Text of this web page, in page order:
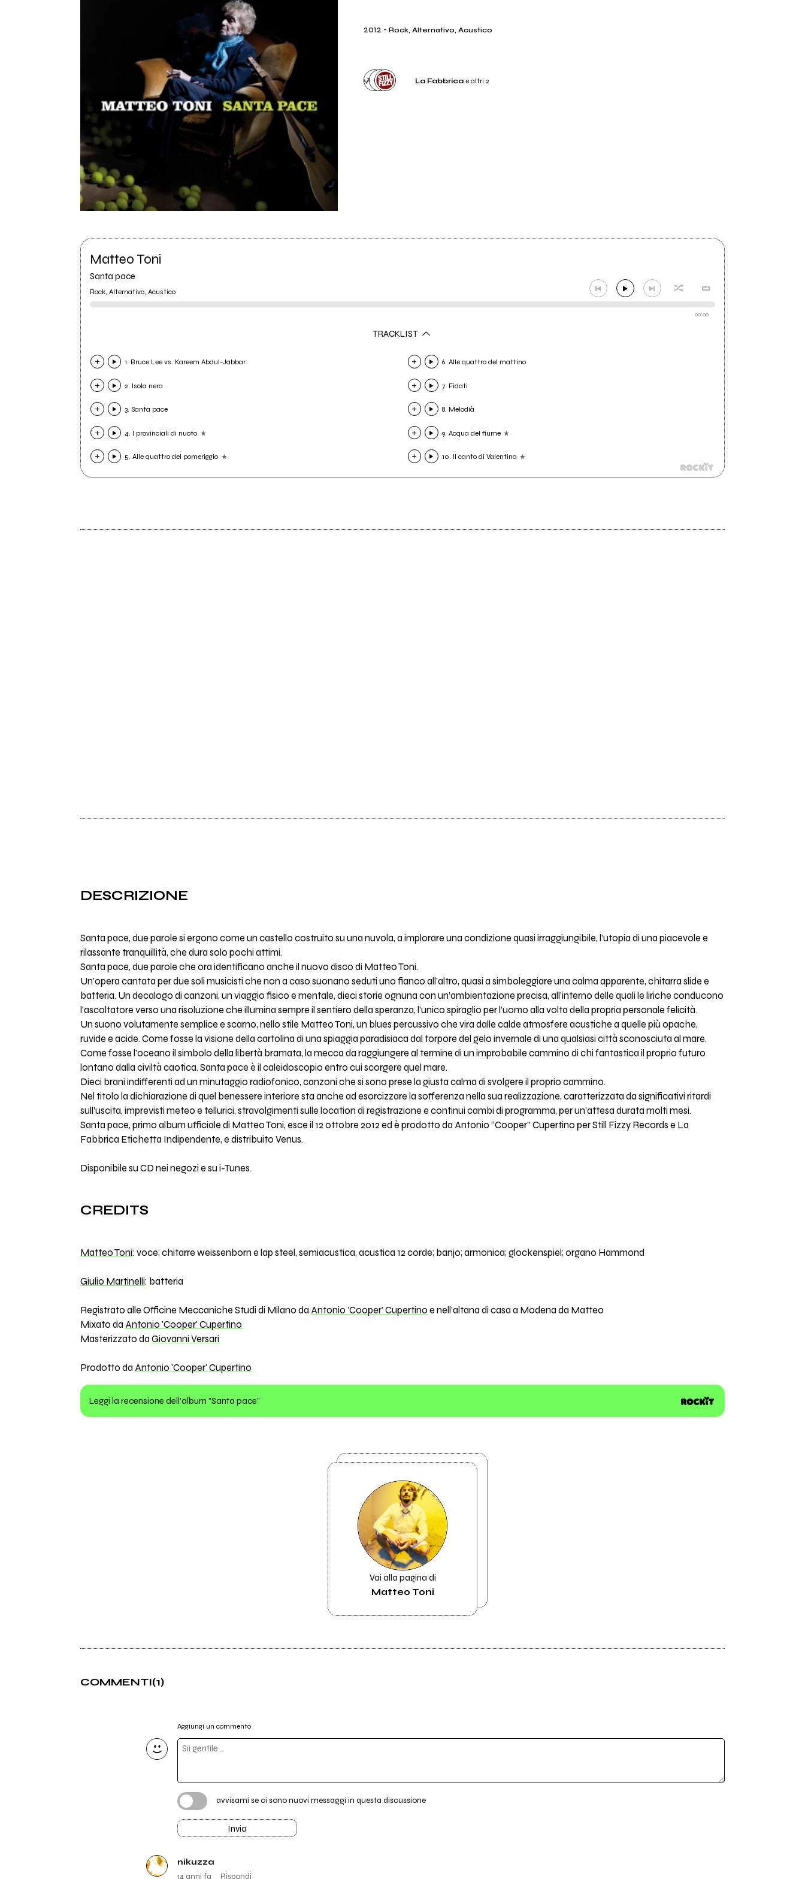
2012 -Rock, Alternativo, Acustico
La Fabbricae altri 2
Matteo Toni
Santa pace
Rock, Alternativo, Acustico
00:00
TRACKLIST
1. Bruce Lee vs. Kareem Abdul-Jabbar
2. Isola nera
3. Santa pace
4. I provinciali di nuoto
5. Alle quattro del pomeriggio
6. Alle quattro del mattino
7. Fidati
8. Melodià
9. Acqua del fiume
10. Il canto di Valentina
DESCRIZIONE
Santa pace, due parole si ergono come un castello costruito su una nuvola, a implorare una condizione quasi irraggiungibile, l’utopia di una piacevole e
rilassante tranquillità, che dura solo pochi attimi.
Santa pace, due parole che ora identificano anche il nuovo disco di Matteo Toni.
Un’opera cantata per due soli musicisti che non a caso suonano seduti uno fianco all’altro, quasi a simboleggiare una calma apparente, chitarra slide e
batteria. Un decalogo di canzoni, un viaggio fisico e mentale, dieci storie ognuna con un’ambientazione precisa, all’interno delle quali le liriche conducono
l’ascoltatore verso una risoluzione che illumina sempre il sentiero della speranza, l’unico spiraglio per l’uomo alla volta della propria personale felicità.
Un suono volutamente semplice e scarno, nello stile Matteo Toni, un blues percussivo che vira dalle calde atmosfere acustiche a quelle più opache,
ruvide e acide. Come fosse la visione della cartolina di una spiaggia paradisiaca dal torpore del gelo invernale di una qualsiasi città sconosciuta al mare.
Come fosse l’oceano il simbolo della libertà bramata, la mecca da raggiungere al termine di un improbabile cammino di chi fantastica il proprio futuro
lontano dalla civiltà caotica. Santa pace è il caleidoscopio entro cui scorgere quel mare.
Dieci brani indifferenti ad un minutaggio radiofonico, canzoni che si sono prese la giusta calma di svolgere il proprio cammino.
Nel titolo la dichiarazione di quel benessere interiore sta anche ad esorcizzare la sofferenza nella sua realizzazione, caratterizzata da significativi ritardi
sull’uscita, imprevisti meteo e tellurici, stravolgimenti sulle location di registrazione e continui cambi di programma, per un’attesa durata molti mesi.
Santa pace, primo album ufficiale di Matteo Toni, esce il 12 ottobre 2012 ed è prodotto da Antonio “Cooper” Cupertino per Still Fizzy Records e La
Fabbrica Etichetta Indipendente, e distribuito Venus.
Disponibile su CD nei negozi e su i-Tunes.
CREDITS
Matteo Toni: voce; chitarre weissenborn e lap steel, semiacustica, acustica 12 corde; banjo; armonica; glockenspiel; organo Hammond
Giulio Martinelli: batteria
Registrato alle Officine Meccaniche Studi di Milano da Antonio 'Cooper' Cupertino e nell’altana di casa a Modena da Matteo
Mixato da Antonio 'Cooper' Cupertino
Masterizzato daGiovanni Versari
Prodotto da Antonio 'Cooper' Cupertino
Leggi la recensione dell'album "Santa pace"
Vai alla pagina di
Matteo Toni
COMMENTI(1)
Aggiungi un commento
avvisami se ci sono nuovi messaggi in questa discussione
Invia
nikuzza
14 anni fa
Rispondi